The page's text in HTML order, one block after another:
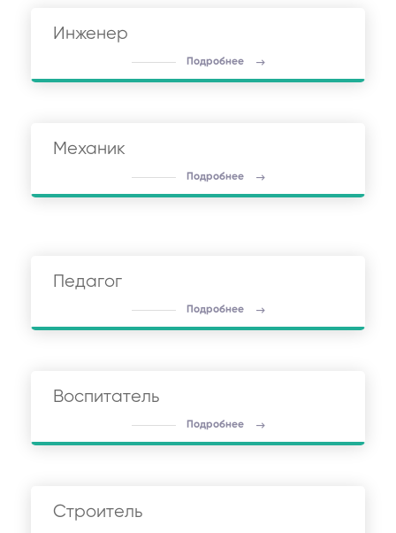
Инженер
Подробнее
Механик
Подробнее
Педагог
Подробнее
Воспитатель
Подробнее
Строитель